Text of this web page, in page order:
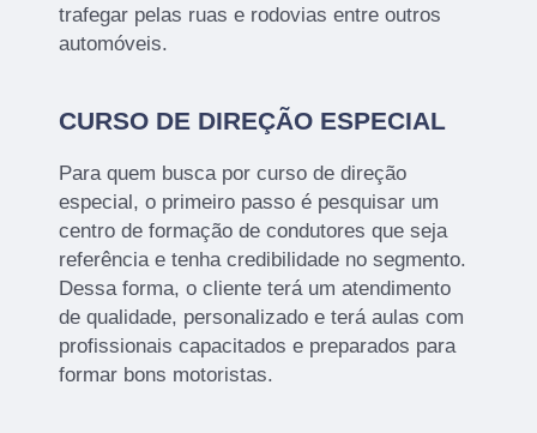
trafegar pelas ruas e rodovias entre outros
automóveis.
CURSO DE DIREÇÃO ESPECIAL
Para quem busca por curso de direção
especial, o primeiro passo é pesquisar um
centro de formação de condutores que seja
referência e tenha credibilidade no segmento.
Dessa forma, o cliente terá um atendimento
de qualidade, personalizado e terá aulas com
profissionais capacitados e preparados para
formar bons motoristas.